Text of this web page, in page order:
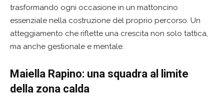
trasformando ogni occasione in un mattoncino
essenziale nella costruzione del proprio percorso. Un
atteggiamento che riflette una crescita non solo tattica,
ma anche gestionale e mentale.
Maiella Rapino: una squadra al limite
della zona calda